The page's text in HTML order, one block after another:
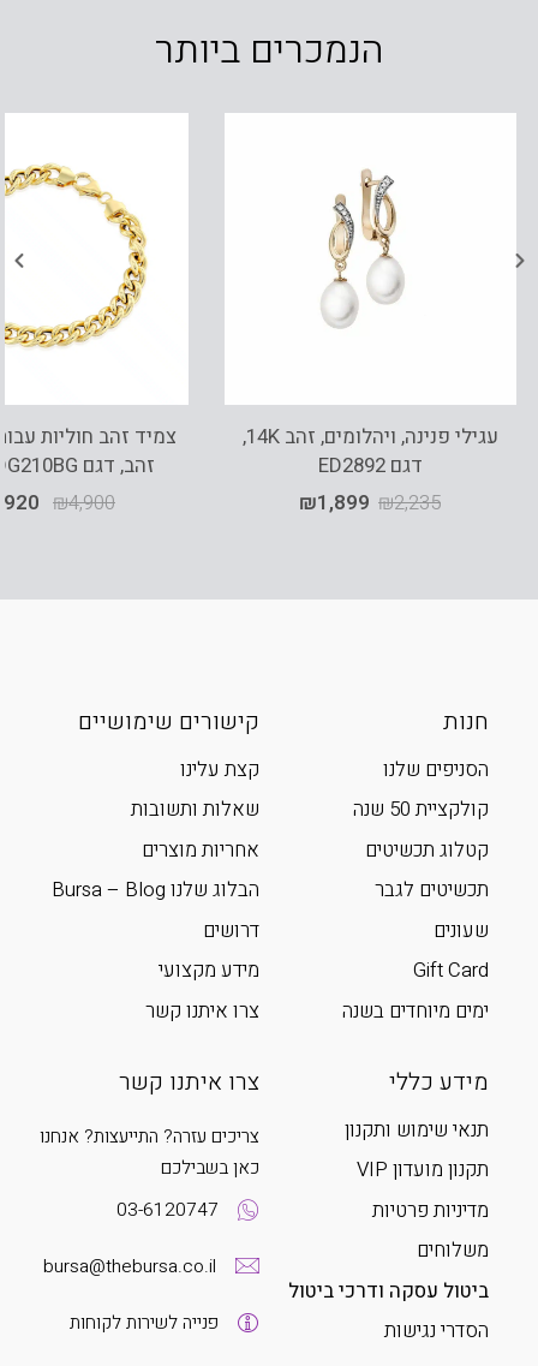
הנמכרים ביותר
עגילי פנינה, ויהלומים, זהב 14K,
דגם ED2892
₪2,235
₪1,899
זהב, דגם B09-SFOG210BG
₪4,900
חנות
הסניפים שלנו
קולקציית 50 שנה
קטלוג תכשיטים
תכשיטים לגבר
שעונים
Gift Card
ימים מיוחדים בשנה
קישורים שימושיים
קצת עלינו
שאלות ותשובות
אחריות מוצרים
הבלוג שלנו Bursa – Blog
דרושים
מידע מקצועי
צרו איתנו קשר
מידע כללי
תנאי שימוש ותקנון
תקנון מועדון VIP
מדיניות פרטיות
משלוחים
ביטול עסקה ודרכי ביטול
הסדרי נגישות
צרו איתנו קשר
צריכים עזרה? התייעצות? אנחנו
כאן בשבילכם
03-6120747
bursa@thebursa.co.il
פנייה לשירות לקוחות